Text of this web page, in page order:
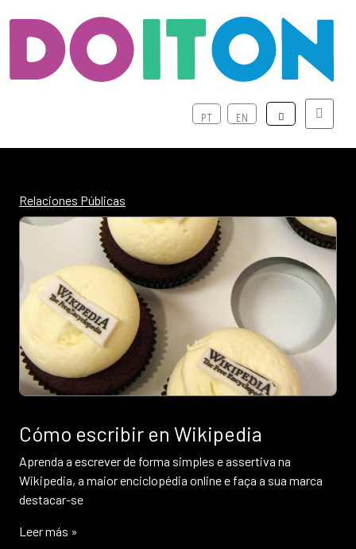
PT EN
Relaciones Públicas
Cómo escribir en Wikipedia
Aprenda a escrever de forma simples e assertiva na
Wikipedia, a maior enciclopédia online e faça a sua marca
destacar-se
Leer más »